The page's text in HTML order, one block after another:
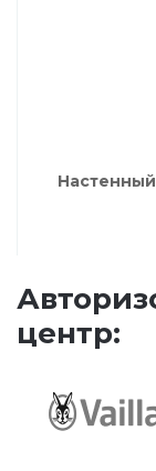
Напольные
Напольные
центр: